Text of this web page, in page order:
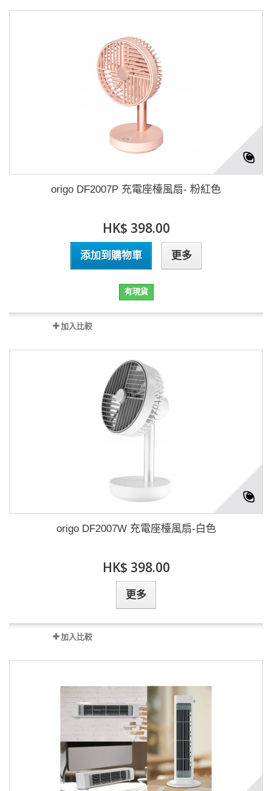
origo DF2007P 充電座檯風扇- 粉紅色
HK$ 398.00
添加到購物車 更多
有現貨
加入比較
origo DF2007W 充電座檯風扇-白色
HK$ 398.00
更多
加入比較